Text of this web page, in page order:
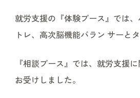
就労支援の『体験ブース』では
トレ、高次脳機能バラン サーと
『相談ブース』では、就労支援
お受けしました。